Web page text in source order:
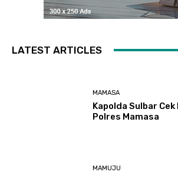
LATEST ARTICLES
MAMASA
Kapolda Sulbar
Polres Mamasa
MAMUJU